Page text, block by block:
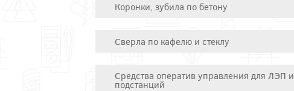
Коронки, зубила по бетону
Сверла по кафелю и стеклу
Средства оператив управления для ЛЭП и
подстанций